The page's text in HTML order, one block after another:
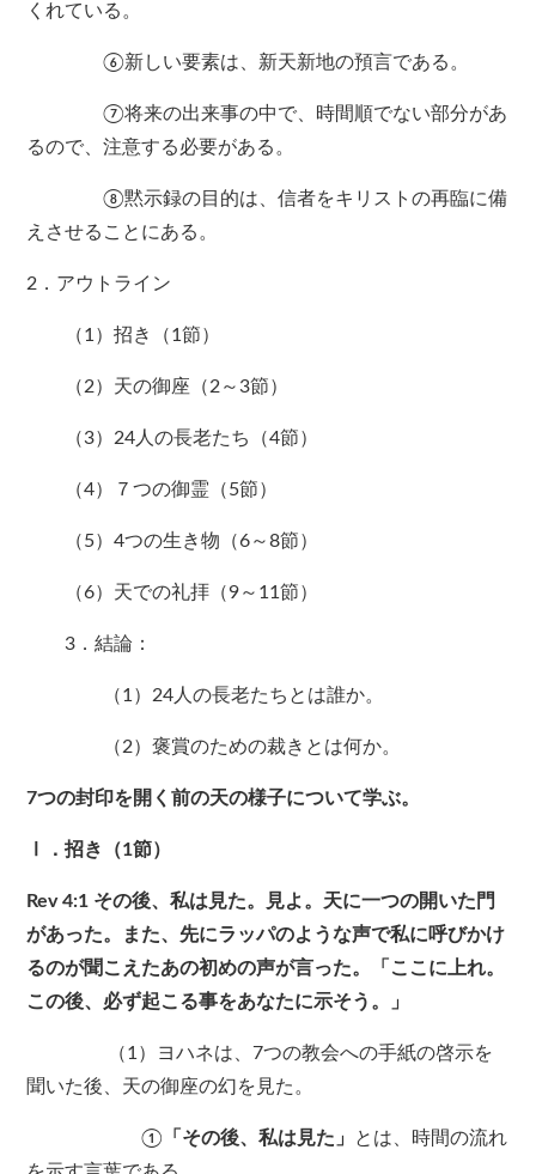
くれている。
⑥新しい要素は、新天新地の預言である。
⑦将来の出来事の中で、時間順でない部分があ
るので、注意する必要がある。
⑧黙示録の目的は、信者をキリストの再臨に備
えさせることにある。
2．アウトライン
（1）招き（1節）
（2）天の御座（2～3節）
（3）24人の長老たち（4節）
（4）７つの御霊（5節）
（5）4つの生き物（6～8節）
（6）天での礼拝（9～11節）
3．結論：
（1）24人の長老たちとは誰か。
（2）褒賞のための裁きとは何か。
7つの封印を開く前の天の様子について学ぶ。
Ⅰ．招き（1節）
Rev 4:1 その後、私は見た。見よ。天に一つの開いた門
があった。また、先にラッパのような声で私に呼びかけ
るのが聞こえたあの初めの声が言った。「ここに上れ。
この後、必ず起こる事をあなたに示そう。」
（1）ヨハネは、7つの教会への手紙の啓示を
聞いた後、天の御座の幻を見た。
① 「その後、私は見た」 とは、時間の流れ